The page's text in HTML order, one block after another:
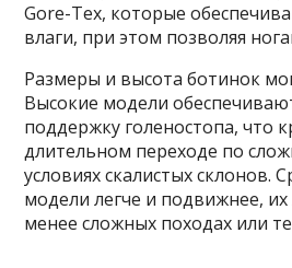
Gore-Tex, которые
влаги, при этом позволяя
Размеры и высота ботинок
Высокие модели
поддержку голеностопа, что
длительном переходе по
условиях скалистых склонов.
модели легче и подвижнее, их
менее сложных походах или